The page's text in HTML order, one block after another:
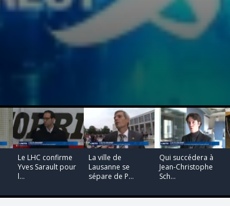
Le LHC confirme
Yves Sarault pour
l...
La ville de
Lausanne se
sépare de P...
Qui succédera à
Jean-Christophe
Sch...